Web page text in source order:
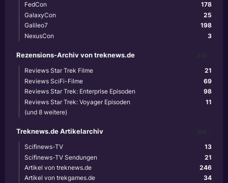
178
FedCon
25
GalaxyCon
198
Galileo7
3
NexusCon
Rezensions-Archiv von treknews.de
21
Reviews Star Trek Filme
69
Reviews SciFi-Filme
98
Reviews Star Trek: Enterprise Episoden
11
Reviews Star Trek: Voyager Episoden
(und 8 weitere)
Treknews.de Artikelarchiv
13
Scifinews-TV
21
Scifinews-TV Sendungen
246
Artikel von treknews.de
34
Artikel von trekgames.de